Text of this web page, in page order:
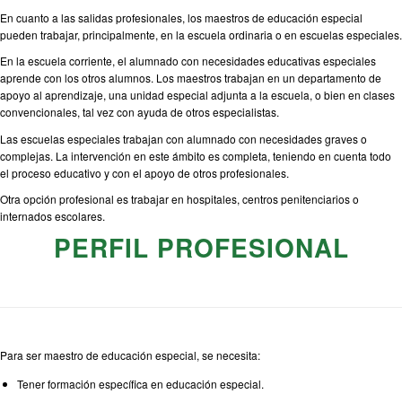
En cuanto a las salidas profesionales, los maestros de educación especial
pueden trabajar, principalmente, en la escuela ordinaria o en escuelas especiales.
En la escuela corriente, el alumnado con necesidades educativas especiales
aprende con los otros alumnos. Los maestros trabajan en un departamento de
apoyo al aprendizaje, una unidad especial adjunta a la escuela, o bien en clases
convencionales, tal vez con ayuda de otros especialistas.
Las escuelas especiales trabajan con alumnado con necesidades graves o
complejas. La intervención en este ámbito es completa, teniendo en cuenta todo
el proceso educativo y con el apoyo de otros profesionales.
Otra opción profesional es trabajar en hospitales, centros penitenciarios o
internados escolares.
PERFIL PROFESIONAL
Para ser maestro de educación especial, se necesita:
Tener formación específica en educación especial.